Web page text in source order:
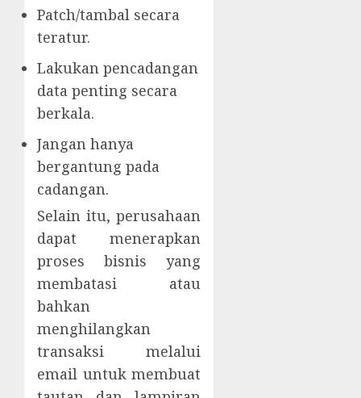
Patch/tambal secara
teratur.
Lakukan pencadangan
data penting secara
berkala.
Jangan hanya
bergantung pada
cadangan.
Selain itu, perusahaan
dapat menerapkan
proses bisnis yang
membatasi atau
bahkan
menghilangkan
transaksi melalui
email untuk membuat